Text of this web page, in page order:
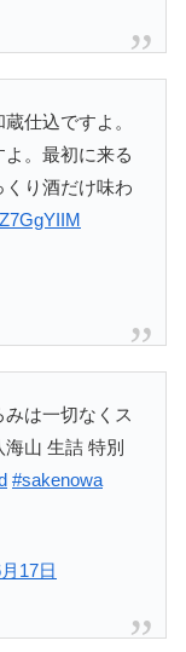
仕込ですよ。
。最初に来る
り酒だけ味わ
は一切なくス
山 生詰 特別
#sakenowa
17日